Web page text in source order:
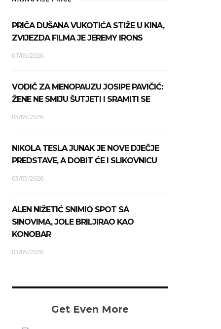
PRIČA DUŠANA VUKOTIĆA STIŽE U KINA,
ZVIJEZDA FILMA JE JEREMY IRONS
07/05/2026
VODIČ ZA MENOPAUZU JOSIPE PAVIČIĆ:
ŽENE NE SMIJU ŠUTJETI I SRAMITI SE
05/05/2026
NIKOLA TESLA JUNAK JE NOVE DJEČJE
PREDSTAVE, A DOBIT ĆE I SLIKOVNICU
03/05/2026
ALEN NIŽETIĆ SNIMIO SPOT SA
SINOVIMA, JOLE BRILJIRAO KAO
KONOBAR
03/05/2026
Get Even More